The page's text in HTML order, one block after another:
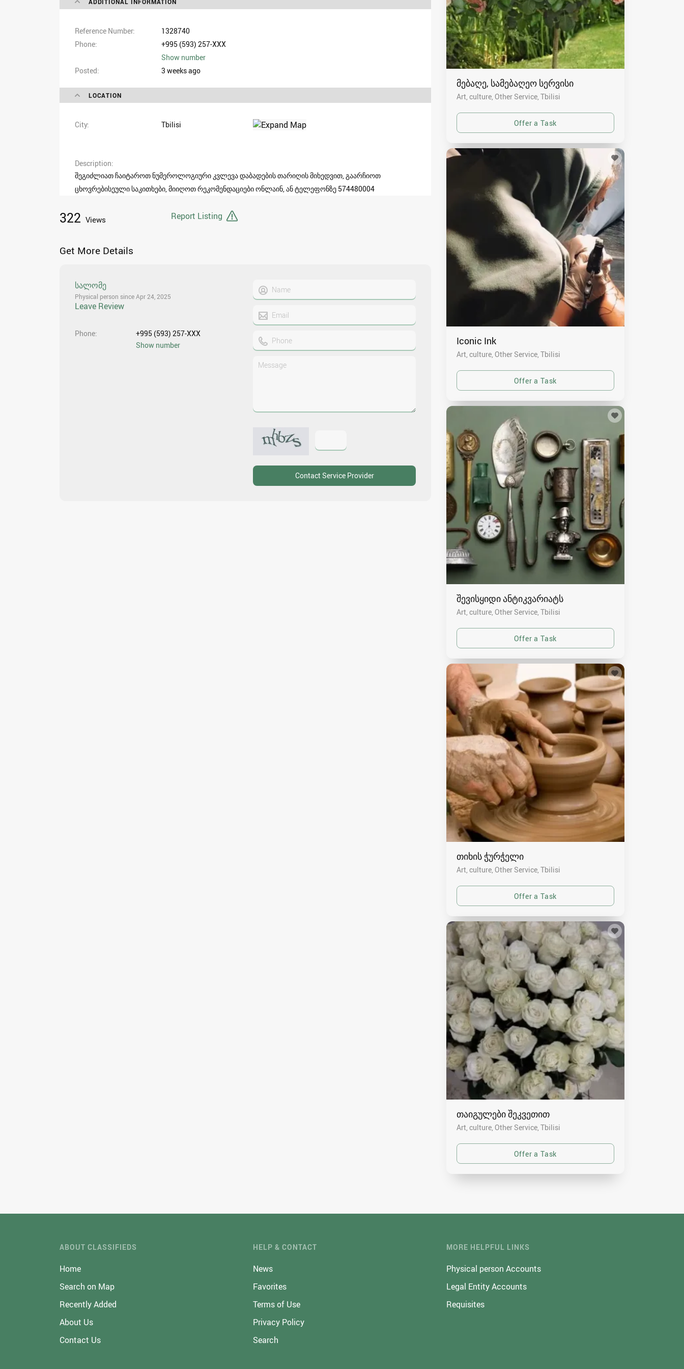
მებაღე, სამებაღეო სერვისი
Art, culture, Other Service Tbilisi
Iconic Ink
Art, culture, Other Service Tbilisi
შევისყიდი ანტიკვარიატს
Art, culture, Other Service Tbilisi
თიხის ჭურჭელი
Art, culture, Other Service Tbilisi
თაიგულები შეკვეთით
Art, culture, Other Service Tbilisi
Reference Number
1328740
Phone
+995 (593) 257-XXX
Show number
Posted
3 weeks ago
LOCATION
City Tbilisi
Description
შეგიძლიათ ჩაიტაროთ ნუმეროლოგიური კვლევა დაბადების თარიღის მიხედვით, გაარჩიოთ
ცხოვრებისეული საკითხები, მიიღოთ რეკომენდაციები ონლაინ, ან ტელეფონზე 574480004
Report Listing
322 Views
Get More Details
სალომე
Physical person since Apr 24, 2025
Leave Review
Phone
+995 (593) 257-XXX
Show number
ABOUT CLASSIFIEDS
Home
Search on Map
Recently Added
About Us
Contact Us
HELP & CONTACT
News
Favorites
Terms of Use
Privacy Policy
Search
MORE HELPFUL LINKS
Physical person Accounts
Legal Entity Accounts
Requisites